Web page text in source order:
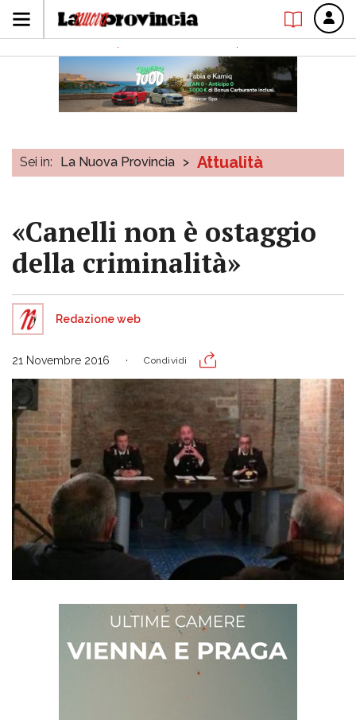
Sei in: La Nuova Provincia > Attualità
«Canelli non è ostaggio
della criminalità»
Redazione web
21 Novembre 2016 Condividi